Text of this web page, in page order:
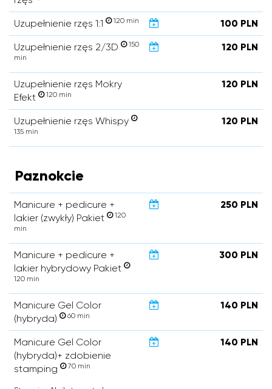
Uzupełnienie rzęs 1:1 120 min 100 PLN
Uzupełnienie rzęs 2/3D
150
min
120 PLN
Uzupełnienie rzęs Mokry
Efekt
120 min
120 PLN
Uzupełnienie rzęs Whispy
135 min
120 PLN
Paznokcie
Manicure + pedicure +
lakier (zwykły) Pakiet
120
min
250 PLN
Manicure + pedicure +
lakier hybrydowy Pakiet
120 min
300 PLN
Manicure Gel Color
(hybryda)
60 min
140 PLN
Manicure Gel Color
(hybryda)+ zdobienie
stamping
70 min
140 PLN